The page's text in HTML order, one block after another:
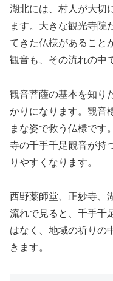
湖北には、村人が大切
ます。大きな観光寺院
てきた仏様があること
観音も、その流れの中
観音菩薩の基本を知り
かりになります。観音
まな姿で救う仏様です
寺の千手千足観音が持
りやすくなります。
西野薬師堂、正妙寺、
流れで見ると、千手千
はなく、地域の祈りの
きます。